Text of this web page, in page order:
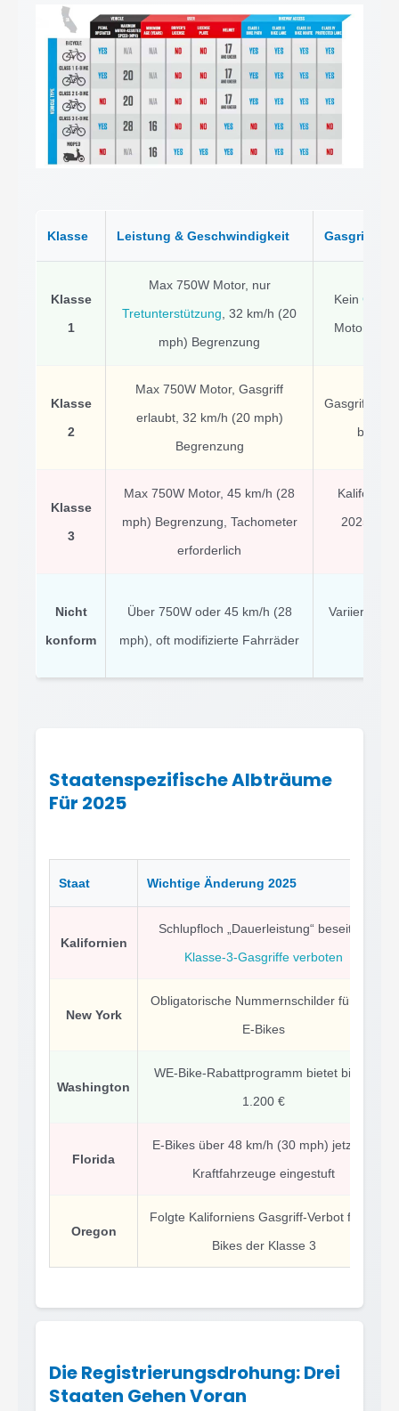
Klasse Leistung & Geschwindigkeit Gasgriff-
Klasse
1
Max 750W Motor, nur
Tretunterstützung, 32 km/h (20
mph) Begrenzung
Kein
Klasse
2
Max 750W Motor, Gasgriff
erlaubt, 32 km/h (20 mph)
Begrenzung
Gasgriff
bei 32
Klasse
3
Max 750W Motor, 45 km/h (28
mph) Begrenzung, Tachometer
erforderlich
2025
Nicht
konform
Über 750W oder 45 km/h (28
mph), oft modifizierte Fahrräder
Variiert je
Staatenspezifische Albträume
Für 2025
Staat Wichtige Änderung 2025
Kalifornien
Schlupfloch „Dauerleistung“ beseitigt,
Klasse-3-Gasgriffe verboten
New York
Obligatorische Nummernschilder für alle
E-Bikes
Washington
WE-Bike-Rabattprogramm bietet bis zu
1.200 €
Florida
E-Bikes über 48 km/h (30 mph) jetzt als
Kraftfahrzeuge eingestuft
Oregon
Folgte Kaliforniens Gasgriff-Verbot für E-
Bikes der Klasse 3
Die Registrierungsdrohung: Drei
Staaten Gehen Voran